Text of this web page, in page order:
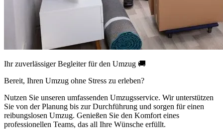
Ihr zuverlässiger Begleiter für den Umzug 🚚
Bereit, Ihren Umzug ohne Stress zu erleben?
Nutzen Sie unseren umfassenden Umzugsservice. Wir unterstützen
Sie von der Planung bis zur Durchführung und sorgen für einen
reibungslosen Umzug. Genießen Sie den Komfort eines
professionellen Teams, das all Ihre Wünsche erfüllt.